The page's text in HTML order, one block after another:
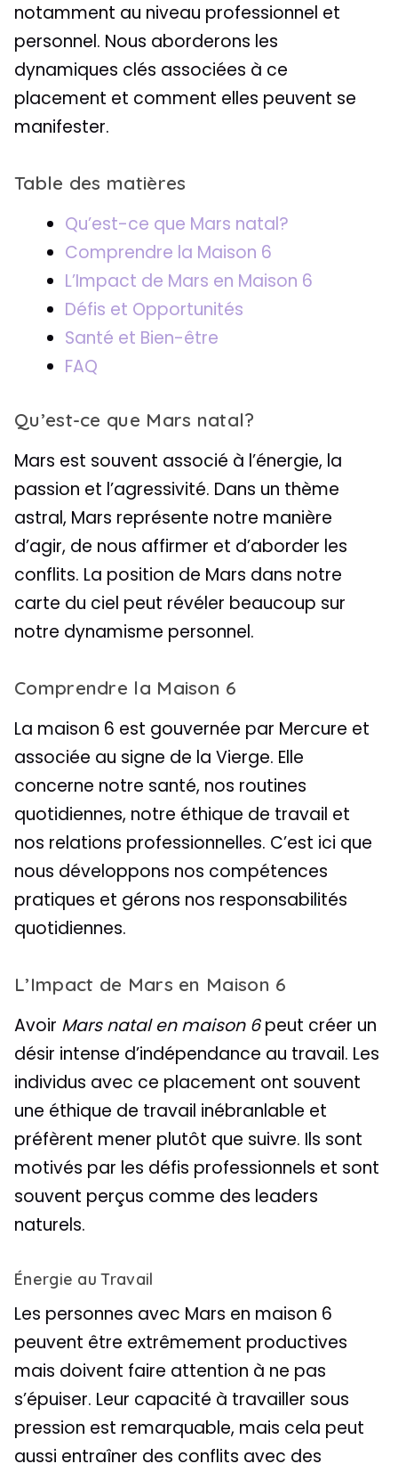
notamment au niveau professionnel et
personnel. Nous aborderons les
dynamiques clés associées à ce
placement et comment elles peuvent se
manifester.
Table des matières
Qu’est-ce que Mars natal?
Comprendre la Maison 6
L’Impact de Mars en Maison 6
Défis et Opportunités
Santé et Bien-être
FAQ
Qu’est-ce que Mars natal?
Mars est souvent associé à l’énergie, la
passion et l’agressivité. Dans un thème
astral, Mars représente notre manière
d’agir, de nous affirmer et d’aborder les
conflits. La position de Mars dans notre
carte du ciel peut révéler beaucoup sur
notre dynamisme personnel.
Comprendre la Maison 6
La maison 6 est gouvernée par Mercure et
associée au signe de la Vierge. Elle
concerne notre santé, nos routines
quotidiennes, notre éthique de travail et
nos relations professionnelles. C’est ici que
nous développons nos compétences
pratiques et gérons nos responsabilités
quotidiennes.
L’Impact de Mars en Maison 6
Avoir Mars natal en maison 6peut créer un
désir intense d’indépendance au travail. Les
individus avec ce placement ont souvent
une éthique de travail inébranlable et
préfèrent mener plutôt que suivre. Ils sont
motivés par les défis professionnels et sont
souvent perçus comme des leaders
naturels.
Énergie au Travail
Les personnes avec Mars en maison 6
peuvent être extrêmement productives
mais doivent faire attention à ne pas
s’épuiser. Leur capacité à travailler sous
pression est remarquable, mais cela peut
aussi entraîner des conflits avec des